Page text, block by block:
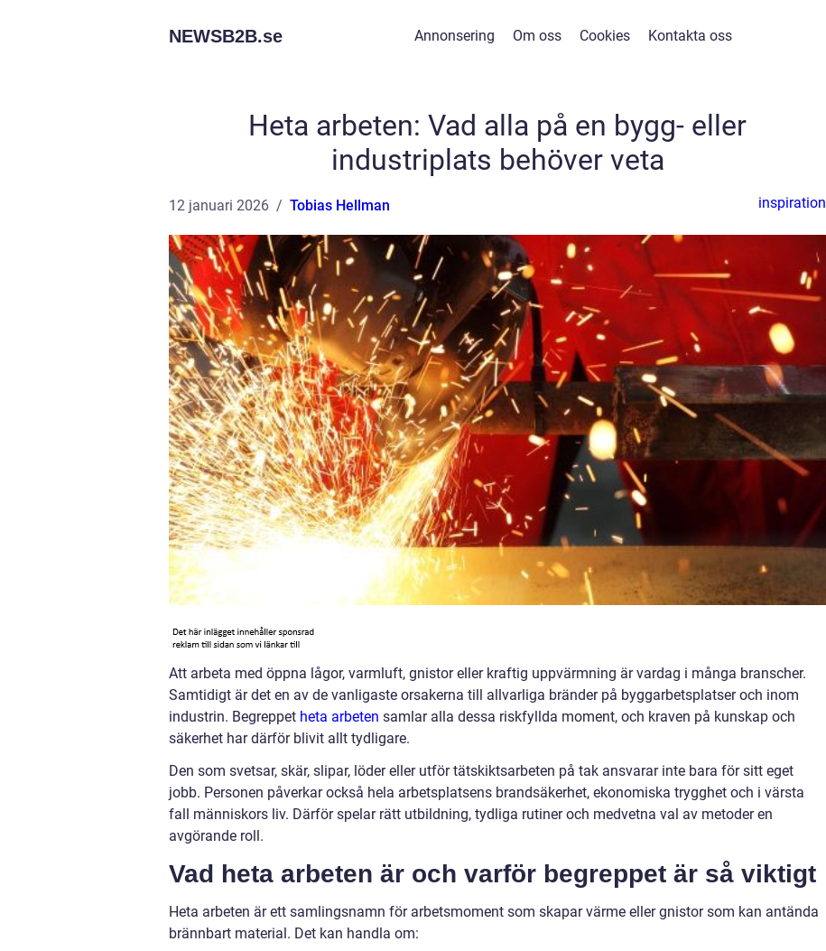
NEWSB2B.se Annonsering Om oss Cookies Kontakta oss
Heta arbeten: Vad alla på en bygg- eller
industriplats behöver veta
12 januari 2026 Tobias Hellman inspiration
Att arbeta med öppna lågor, varmluft, gnistor eller kraftig uppvärmning är vardag i många branscher.
Samtidigt är det en av de vanligaste orsakerna till allvarliga bränder på byggarbetsplatser och inom
industrin. Begreppet heta arbeten samlar alla dessa riskfyllda moment, och kraven på kunskap och
säkerhet har därför blivit allt tydligare.
Den som svetsar, skär, slipar, löder eller utför tätskiktsarbeten på tak ansvarar inte bara för sitt eget
jobb. Personen påverkar också hela arbetsplatsens brandsäkerhet, ekonomiska trygghet och i värsta
fall människors liv. Därför spelar rätt utbildning, tydliga rutiner och medvetna val av metoder en
avgörande roll.
Vad heta arbeten är och varför begreppet är så viktigt
Heta arbeten är ett samlingsnamn för arbetsmoment som skapar värme eller gnistor som kan antända
brännbart material. Det kan handla om: